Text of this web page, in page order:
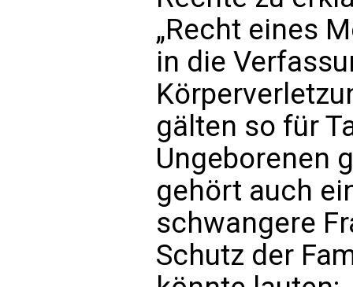
„Recht eines
in die
gälten so für
Ungeborenen
gehört auch
schwangere
Schutz der